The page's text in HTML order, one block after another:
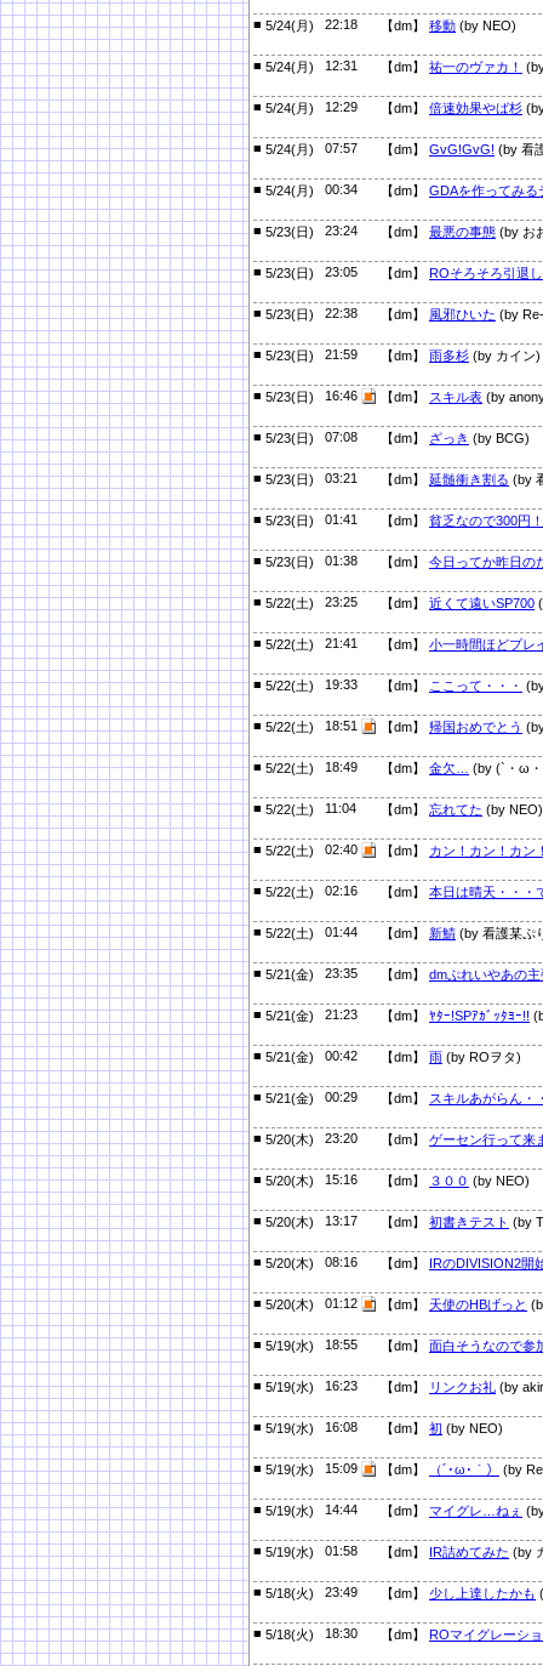
■ 5/24(月) 22:18 【dm】 移動 (by NEO)
■ 5/24(月) 12:31 【dm】 祐一のヴァカ！
■ 5/24(月) 12:29 【dm】 倍速効果やば杉
■ 5/24(月) 07:57 【dm】 GvG!GvG! (by 看
■ 5/24(月) 00:34 【dm】 GDAを作ってみる
■ 5/23(日) 23:24 【dm】 最悪の事態 (by お
■ 5/23(日) 23:05 【dm】 ROそろそろ引退
■ 5/23(日) 22:38 【dm】 風邪ひいた (by
■ 5/23(日) 21:59 【dm】 雨多杉 (by カイン)
■ 5/23(日) 16:46 【dm】 スキル表 (by
■ 5/23(日) 07:08 【dm】 ざっき (by BCG)
■ 5/23(日) 03:21 【dm】 延髄衝き割る (by
■ 5/23(日) 01:41 【dm】 貧乏なので300円！
■ 5/23(日) 01:38 【dm】 今日ってか昨日の
■ 5/22(土) 23:25 【dm】 近くて遠いSP700
■ 5/22(土) 21:41 【dm】 小一時間ほどプレ
■ 5/22(土) 19:33 【dm】 ここって・・・
■ 5/22(土) 18:51 【dm】 帰国おめでとう
■ 5/22(土) 18:49 【dm】 金欠… (by (`・ω・
■ 5/22(土) 11:04 【dm】 忘れてた (by NEO)
■ 5/22(土) 02:40 【dm】 カン！カン！カン
■ 5/22(土) 02:16 【dm】 本日は晴天・・・
■ 5/22(土) 01:44 【dm】 新鯖 (by 看護某ぷ
■ 5/21(金) 23:35 【dm】 dmぷれいやあの主
■ 5/21(金) 21:23 【dm】 ﾔﾀｰ!SPｱｶﾞｯﾀﾖｰ!!
■ 5/21(金) 00:42 【dm】 雨 (by ROヲタ)
■ 5/21(金) 00:29 【dm】 スキルあがらん・
■ 5/20(木) 23:20 【dm】 ゲーセン行って来
■ 5/20(木) 15:16 【dm】 ３００ (by NEO)
■ 5/20(木) 13:17 【dm】 初書きテスト (by
■ 5/20(木) 08:16 【dm】 IRのDIVISION2開
■ 5/20(木) 01:12 【dm】 天使のHBげっと
■ 5/19(水) 18:55 【dm】 面白そうなので参
■ 5/19(水) 16:23 【dm】 リンクお礼 (by
■ 5/19(水) 16:08 【dm】 初 (by NEO)
■ 5/19(水) 15:09 【dm】 （´･ω･｀） (by
■ 5/19(水) 14:44 【dm】 マイグレ…ねぇ
■ 5/19(水) 01:58 【dm】 IR詰めてみた (by
■ 5/18(火) 23:49 【dm】 少し上達したかも
■ 5/18(火) 18:30 【dm】 ROマイグレーシ